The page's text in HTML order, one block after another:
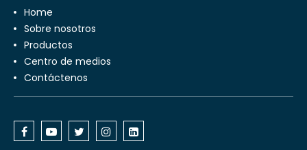
Home
Sobre nosotros
Productos
Centro de medios
Contáctenos